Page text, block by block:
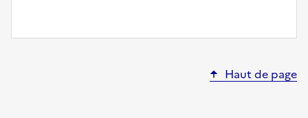
Haut de page